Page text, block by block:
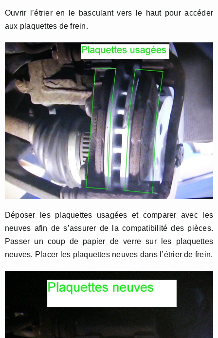
Ouvrir l’étrier en le basculant vers le haut pour accéder
aux plaquettes de frein.
Déposer les plaquettes usagées et comparer avec les
neuves afin de s’assurer de la compatibilité des pièces.
Passer un coup de papier de verre sur les plaquettes
neuves. Placer les plaquettes neuves dans l’étrier de frein.